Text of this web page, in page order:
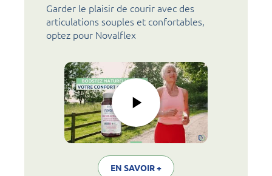
Garder le plaisir de courir avec des
articulations souples et confortables,
optez pour Novalflex
EN SAVOIR +